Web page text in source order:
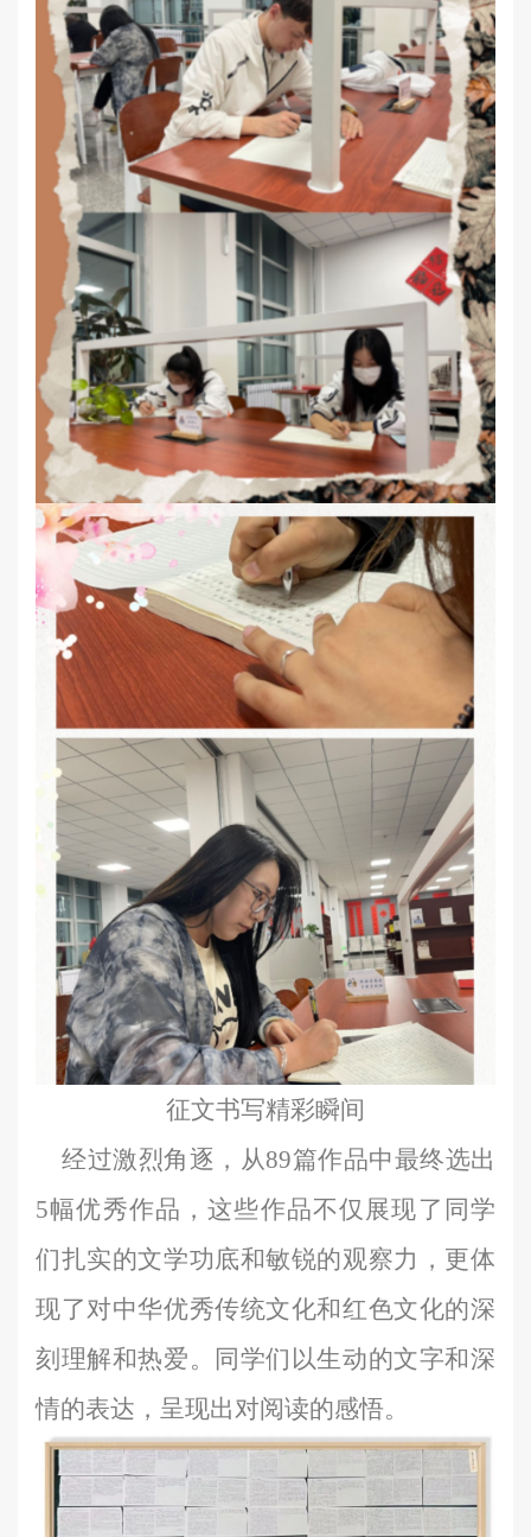
征文书写精彩瞬间
经过激烈角逐，从89篇作品中最终选出
5幅优秀作品，这些作品不仅展现了同学
们扎实的文学功底和敏锐的观察力，更体
现了对中华优秀传统文化和红色文化的深
刻理解和热爱。同学们以生动的文字和深
情的表达，呈现出对阅读的感悟。